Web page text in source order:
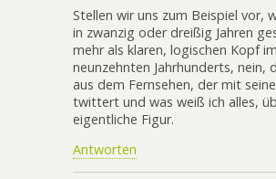
Stellen wir uns zum Beispiel vor,
in zwanzig oder dreißig Jahren
mehr als klaren, logischen Kopf
neunzehnten Jahrhunderts, nein,
aus dem Fernsehen, der mit
twittert und was weiß ich alles,
eigentliche Figur.
Antworten